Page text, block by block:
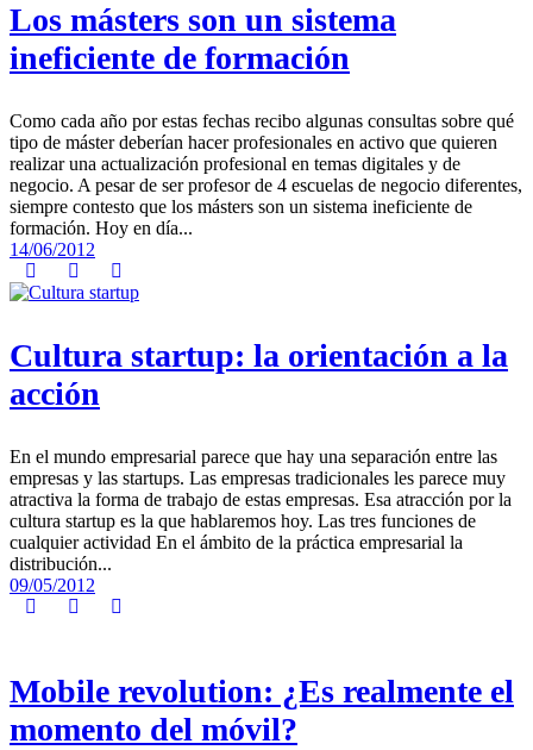
Los másters son un sistema
ineficiente de formación
Como cada año por estas fechas recibo algunas consultas sobre qué
tipo de máster deberían hacer profesionales en activo que quieren
realizar una actualización profesional en temas digitales y de
negocio. A pesar de ser profesor de 4 escuelas de negocio diferentes,
siempre contesto que los másters son un sistema ineficiente de
formación. Hoy en día...
14/06/2012
Cultura startup: la orientación a la
acción
En el mundo empresarial parece que hay una separación entre las
empresas y las startups. Las empresas tradicionales les parece muy
atractiva la forma de trabajo de estas empresas. Esa atracción por la
cultura startup es la que hablaremos hoy. Las tres funciones de
cualquier actividad En el ámbito de la práctica empresarial la
distribución...
09/05/2012
Mobile revolution: ¿Es realmente el
momento del móvil?